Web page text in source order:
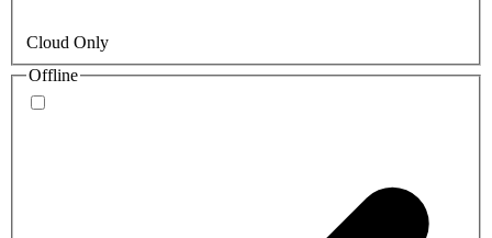
Cloud Only
Offline